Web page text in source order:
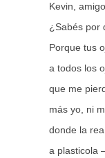
Kevin,
¿Sabés por
Porque tus
a todos los
que me
más yo, ni
donde la
a plasticola